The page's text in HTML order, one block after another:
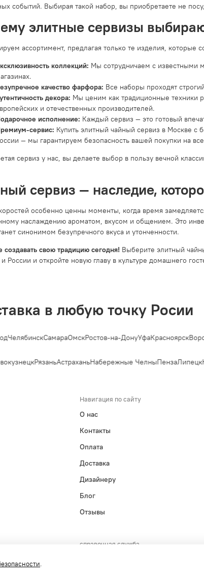
событий. Выбирая такой набор, вы приобретаете не
элитные сервизы
ассортимент, предлагая только те изделия, которые
коллекций: Мы сотрудничаем с известными
качество фарфора: Все наборы проходят
декора: Мы ценим как традиционные техники
и отечественных производителей.
исполнение: Каждый сервиз — это готовый
сервис: Купить элитный чайный сервиз в Москве с
— мы гарантируем безопасность вашей покупки на
сервиз у нас, вы делаете выбор в пользу вечной
сервиз — наследие,
особенно ценны моменты, когда время
наслаждению ароматом, вкусом и общением. Это
синонимом безупречного вкуса и утонченности.
создавать свою традицию сегодня!Выберите элитный
России и откройте новую главу в культуре домашнего
в любую точку Росии
ЧелябинскСамараОмскРостов-на-ДонуУфаКрасноярск
РязаньАстраханьНабережные ЧелныПензаЛипецк
Навигация по сайту
О нас
Контакты
Оплата
Доставка
Дизайнеру
Блог
Отзывы
справочная служба
.